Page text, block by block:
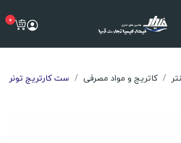
0
کاتریج و مواد مصرفی
ست کارتریج تونر